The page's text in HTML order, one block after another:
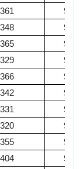
361
93
348
97
365
92
329
90
366
91
342
92
331
92
320
92
355
92
404
92